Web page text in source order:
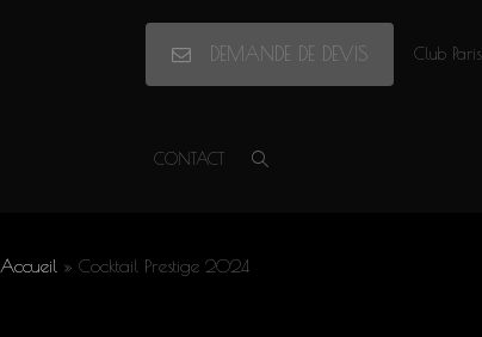
DEMANDE DE DEVIS Club
CONTACT
Accueil » Cocktail Prestige 2024